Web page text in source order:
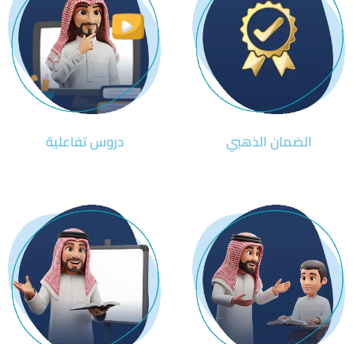
الضمان الذهبي دروس تفاعلية